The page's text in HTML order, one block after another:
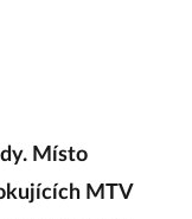
Místo
MTV